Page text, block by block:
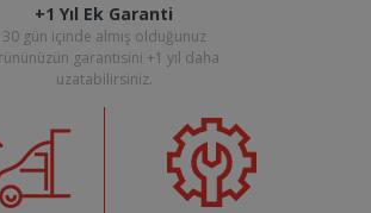
+1 Yıl Ek Garanti
30 gün içinde almış olduğunuz
garantisini +1 yıl daha
uzatabilirsiniz.